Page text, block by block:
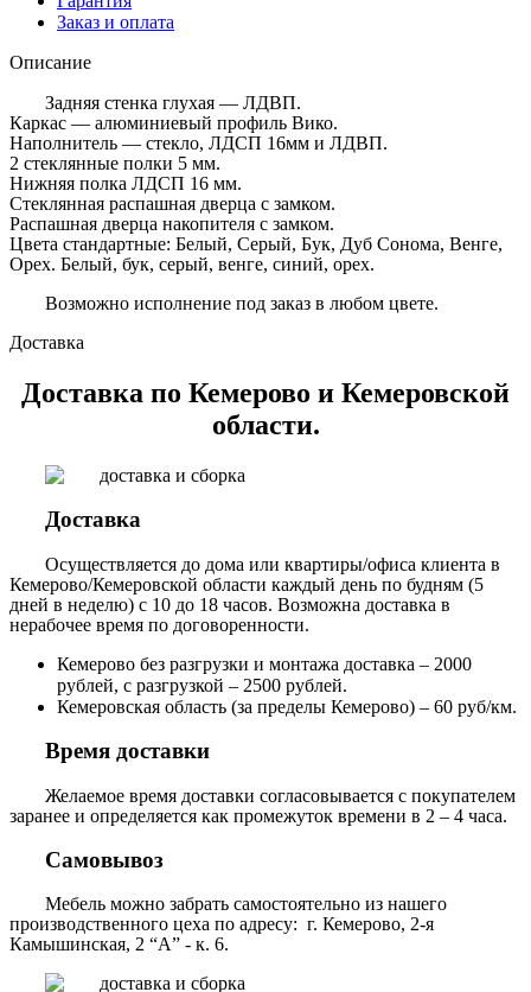
Заказ и оплата
Описание
Задняя стенка глухая — ЛДВП.
Каркас — алюминиевый профиль Вико.
Наполнитель — стекло, ЛДСП 16мм и ЛДВП.
2 стеклянные полки 5 мм.
Нижняя полка ЛДСП 16 мм.
Стеклянная распашная дверца с замком.
Распашная дверца накопителя с замком.
Цвета стандартные: Белый, Серый, Бук, Дуб Сонома, Венге,
Орех. Белый, бук, серый, венге, синий, орех.
Возможно исполнение под заказ в любом цвете.
Доставка
Доставка по Кемерово и Кемеровской
области.
Доставка
Осуществляется до дома или квартиры/офиса клиента в
Кемерово/Кемеровской области каждый день по будням (5
дней в неделю) с 10 до 18 часов. Возможна доставка в
нерабочее время по договоренности.
Кемерово без разгрузки и монтажа доставка – 2000
рублей, с разгрузкой – 2500 рублей.
Кемеровская область (за пределы Кемерово) – 60 руб/км.
Время доставки
Желаемое время доставки согласовывается с покупателем
заранее и определяется как промежуток времени в 2 – 4 часа.
Самовывоз
Мебель можно забрать самостоятельно из нашего
производственного цеха по адресу: г. Кемерово, 2-я
Камышинская, 2 “А” - к. 6.